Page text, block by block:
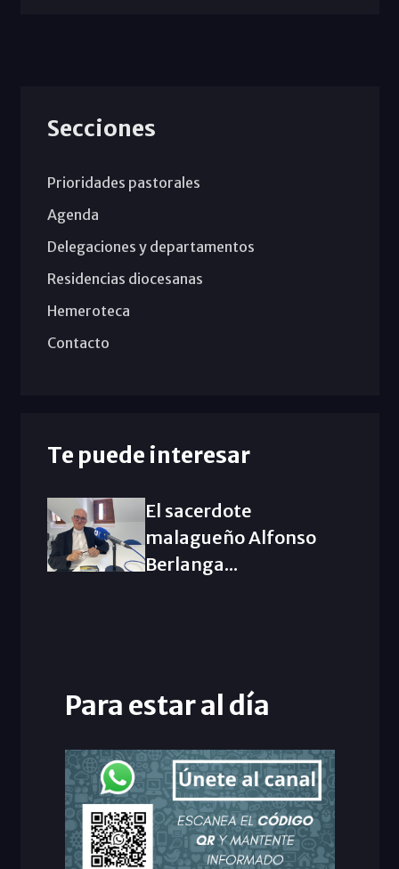
Secciones
Prioridades pastorales
Agenda
Delegaciones y departamentos
Residencias diocesanas
Hemeroteca
Contacto
Te puede interesar
El sacerdote
malagueño Alfonso
Berlanga...
Para estar al día